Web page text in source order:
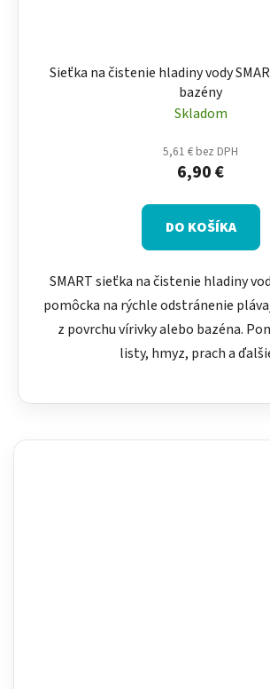
Sieťka na čistenie hladiny vody
bazény
Skladom
5,61 € bez DPH
6,90 €
DO KOŠÍKA
SMART sieťka na čistenie hladiny
pomôcka na rýchle odstránenie
z povrchu vírivky alebo bazéna.
listy, hmyz, prach a